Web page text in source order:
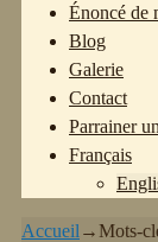
Énoncé de
Blog
Galerie
Contact
Parrainer
Français
Accueil →Mots-